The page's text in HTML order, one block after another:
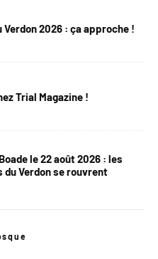
Verdon 2026 : ça approche !
Trial Magazine !
le 22 août 2026 : les
Verdon se rouvrent